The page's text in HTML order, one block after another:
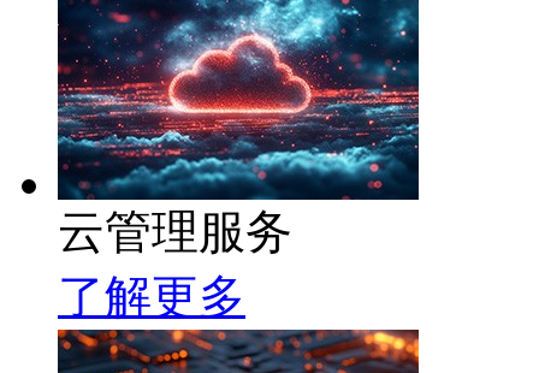
云管理服务
了解更多